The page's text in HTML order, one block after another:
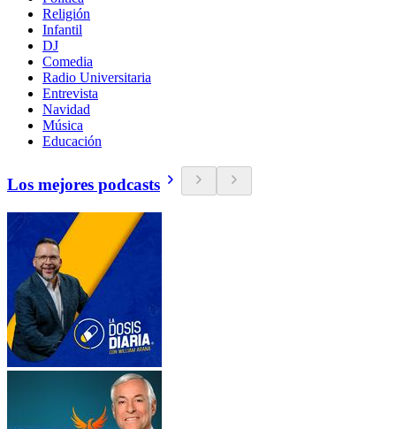
Religión
Infantil
DJ
Comedia
Radio Universitaria
Entrevista
Navidad
Música
Educación
Los mejores podcasts